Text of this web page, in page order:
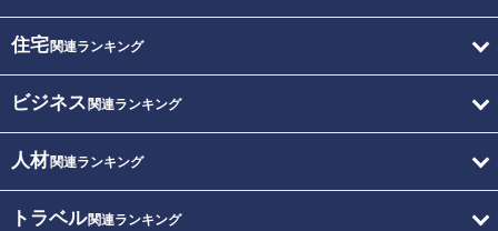
住宅関連ランキング
ビジネス 関連ランキング
人材関連ランキング
トラベル関連ランキング